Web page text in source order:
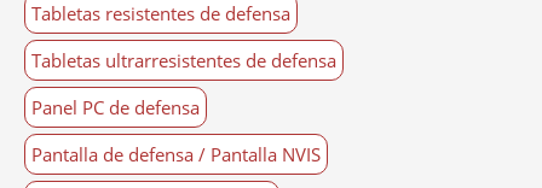
Tabletas resistentes de defensa
Tabletas ultrarresistentes de defensa
Panel PC de defensa
Pantalla de defensa / Pantalla NVIS